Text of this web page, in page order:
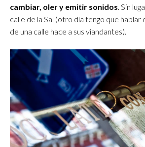
cambiar, oler y emitir sonidos. Sin
calle de la Sal (otro día tengo que
de una calle hace a sus viandantes).